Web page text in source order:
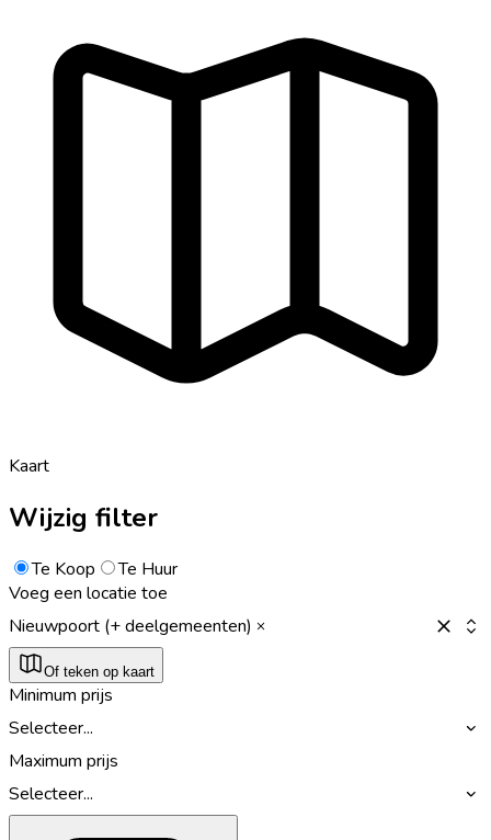
Kaart
Wijzig filter
Te Koop
Te Huur
Voeg een locatie toe
Nieuwpoort (+ deelgemeenten)
Of teken op kaart
Minimum prijs
Selecteer...
Maximum prijs
Selecteer...